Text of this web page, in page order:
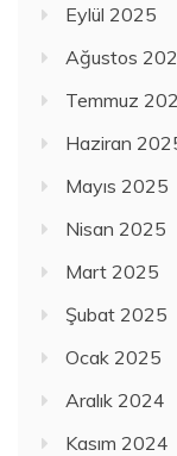
Eylül 2025
Ağustos
Temmuz
Haziran
Mayıs 2025
Nisan 2025
Mart 2025
Şubat 2025
Ocak 2025
Aralık 2024
Kasım 2024